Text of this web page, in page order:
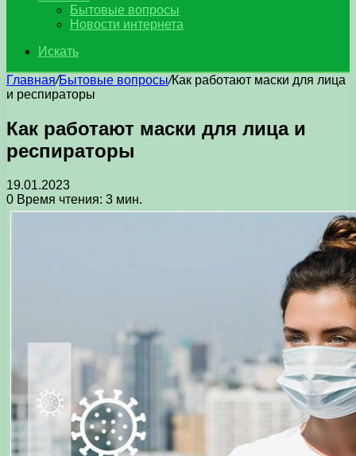
Бытовые вопросы
Новости интернета
Искать
Главная/Бытовые вопросы/Как работают маски для лица
и респираторы
Как работают маски для лица и
респираторы
19.01.2023
0 Время чтения: 3 мин.